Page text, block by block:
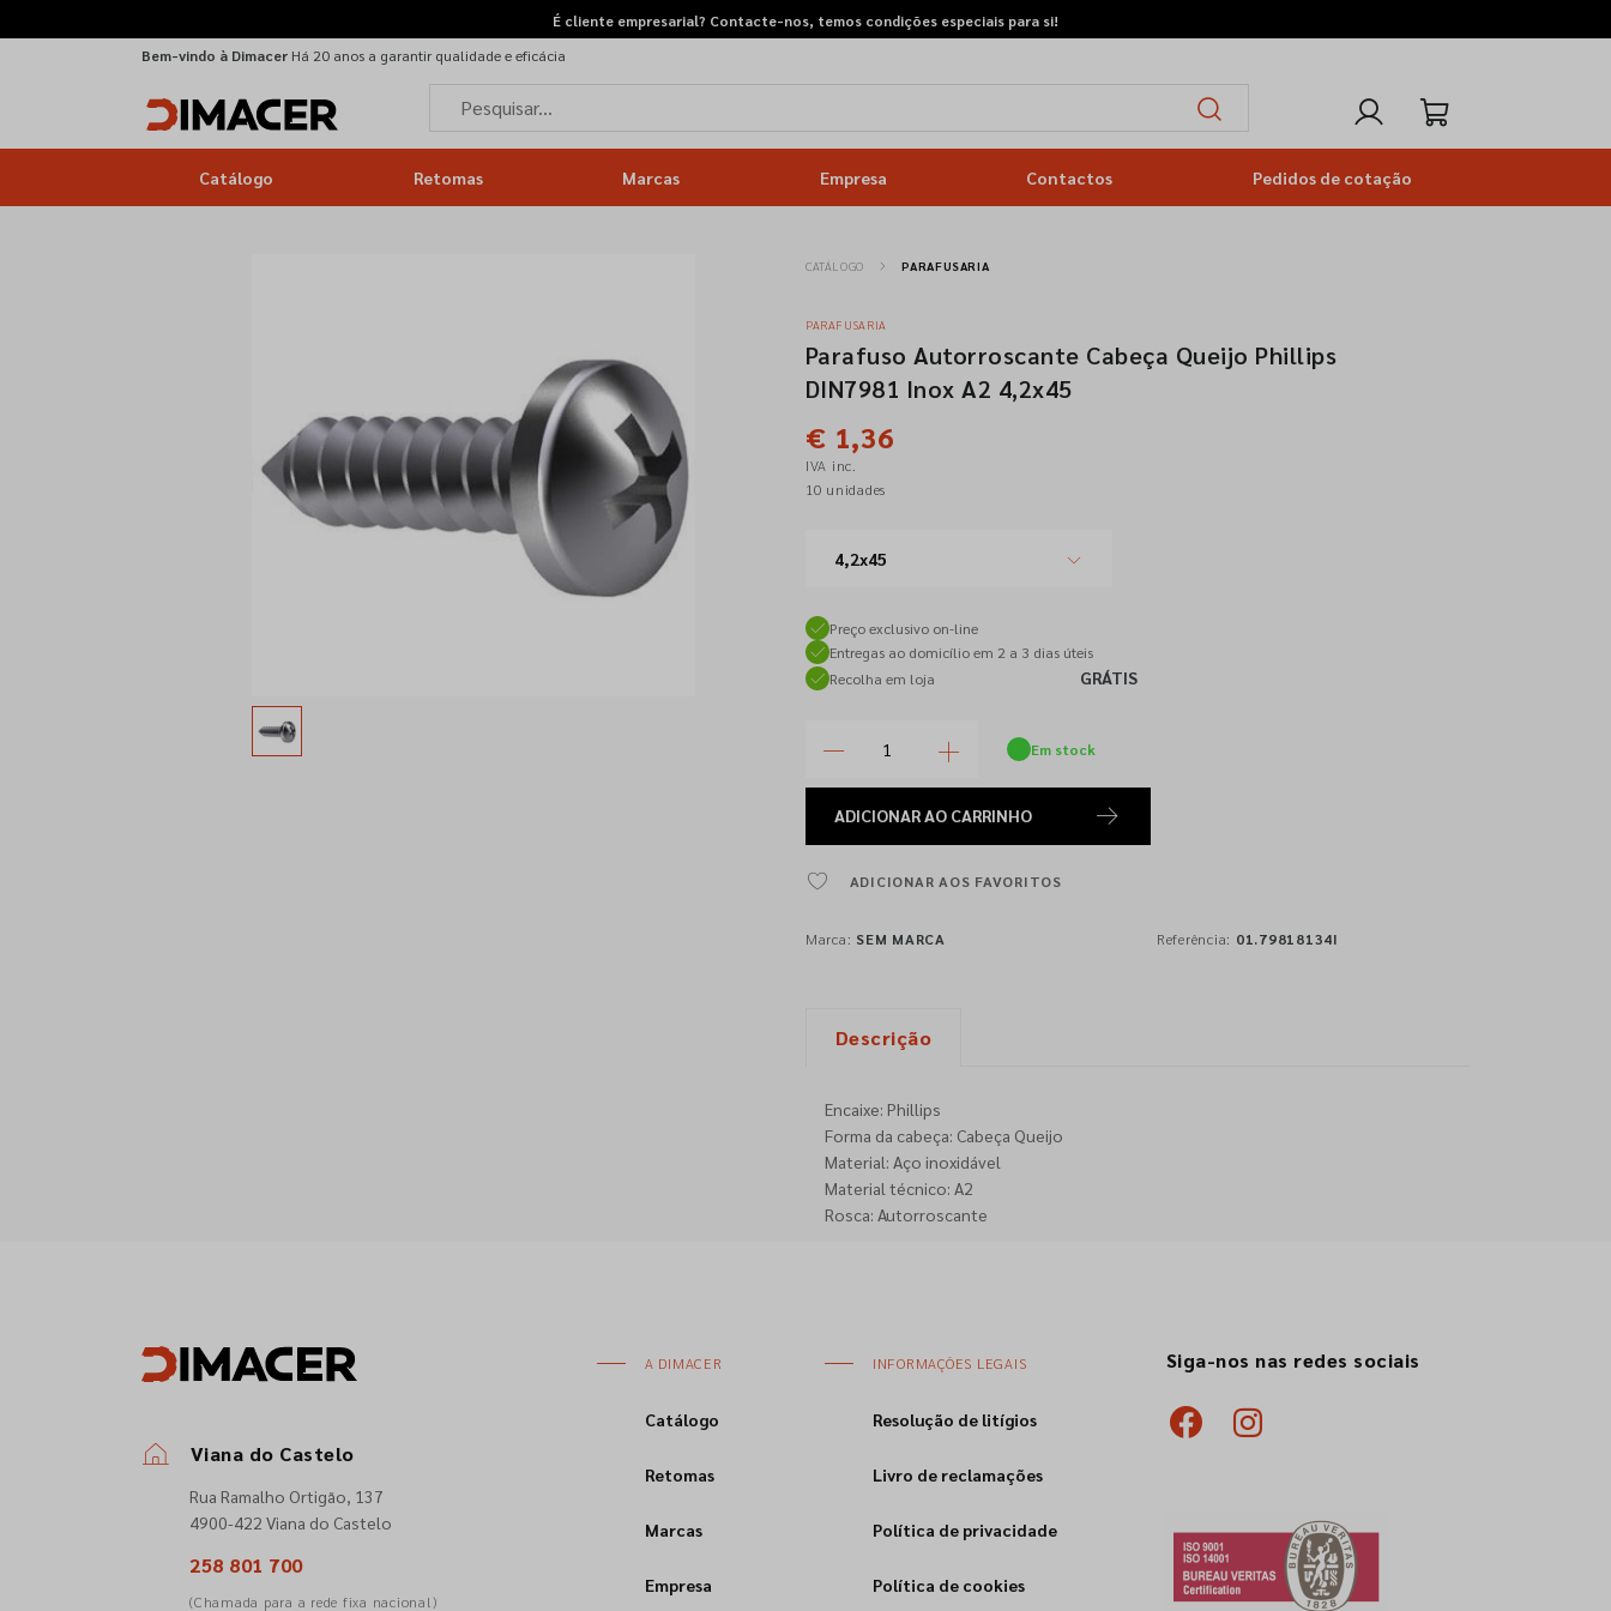
É cliente empresarial? Contacte-nos, temos condições especiais para si!
Bem-vindo à Dimacer Há 20 anos a garantir qualidade e eficácia
Catálogo Retomas Marcas Empresa Contactos Pedidos de cotação
CATÁLOGO PARAFUSARIA
PARAFUSARIA
Parafuso Autorroscante Cabeça Queijo Phillips
DIN7981 Inox A2 4,2x45
€ 1,36
IVA inc.
10 unidades
4,2x45
Preço exclusivo on-line
Entregas ao domicílio em 2 a 3 dias úteis
Recolha em loja
GRÁTIS
Em stock
ADICIONARAO CARRINHO
ADICIONAR AOS FAVORITOS
Marca: SEM MARCA Referência: 01.79818134I
Descrição
Encaixe: Phillips
Forma da cabeça: Cabeça Queijo
Material: Aço inoxidável
Material técnico: A2
Rosca: Autorroscante
Viana do Castelo
Rua Ramalho Ortigão, 137
4900-422 Viana do Castelo
258 801 700
(Chamada para a rede fixa nacional)
A DIMACER
Catálogo
Retomas
Marcas
Empresa
INFORMAÇÕES LEGAIS
Resolução de litígios
Livro de reclamações
Política de privacidade
Política de cookies
Siga-nos nas redes sociais